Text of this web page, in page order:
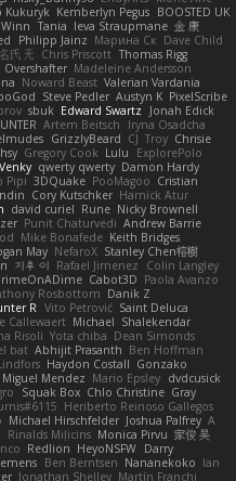
Kukuryk Kemberlyn Pegus BOOSTED UK
Tania Ieva Straupmane 金 康
Philipp Jainz Марина Ск Dave Child
名氏 无 Chris Priscott Thomas Rigg
Overshafter Madeleine Andersson
Noward Beast Valerian Vardania
Steve Pedler Austyn K PixelScribe
sbuk Edward Swartz
Jonah Edick
Artem Beitsch
Iryna Osadcha
GrizzlyBeard CJ Troy Chrisie
Gregory Cook Lulu
ExplorePolo
Venky qwerty qwerty Damon Hardy
Pipi 3DQuake PooMagoo Cristian
Cory Kutschker Harnick Atur
david curiel Rune Nicky Brownell
Punit Chaturvedi Andrew Barrie
Mike Bonafede Keith Bridges
May NefaroX Stanley Chen榕樹
지후 이 Rafael Jimenez
Colin Langley
Cabot3D Paola Avanzo
Rosbottom Danik Z
R Vito Petrović Saint Deluca
Callewaert Michael Shalekendar
Risoli Yota chiba Dean Simonds
bat Abhijit Prasanth Ben Hoffman
Haydon Costall Gonzako
Miguel Mendez Mario Epsley dvdcusick
Squak Box Chlo Christine Gray
Heriberto Reinoso Gallegos
Michael Hirschfelder Joshua Palfrey A
Rinalds Miļicins Monica Pirvu 家俊 吴
Redlion HeyoNSFW Darry
Ben Berntsen Nananekoko Ian
Jonathan Shelley Martín Franchi